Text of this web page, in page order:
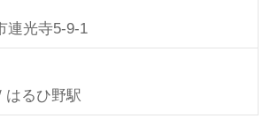
連光寺5-9-1
はるひ野駅